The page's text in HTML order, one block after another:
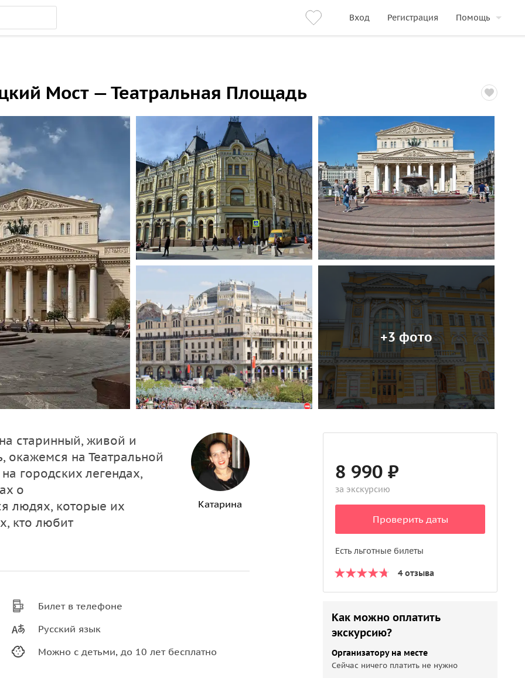
Вход Регистрация Помощь
Мост — Театральная Площадь
+3 фото
старинный, живой и
окажемся на Театральной
городских легендах,
о
людях, которые их
кто любит
Катарина
Билет в телефоне
Русский язык
Можно с детьми, до 10 лет бесплатно
8 990 ₽
за экскурсию
Проверить даты
Есть льготные билеты
4 отзыва
Как можно оплатить
экскурсию?
Организатору на месте
Сейчас ничего платить не нужно